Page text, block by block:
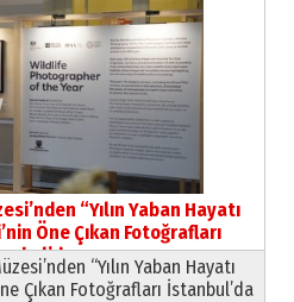
KIZI
Şirin’e
“Yılın Yaban Hayatı
Öne Çıkan Fotoğrafları
“Yılın Yaban Hayatı
Çıkan Fotoğrafları İstanbul’da